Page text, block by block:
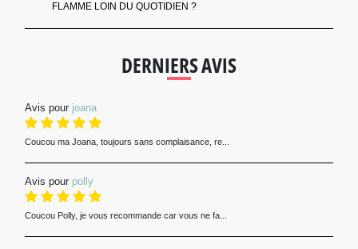
FLAMME LOIN DU QUOTIDIEN ?
DERNIERS AVIS
Avis pour joana
Coucou ma Joana, toujours sans complaisance, re...
Avis pour polly
Coucou Polly, je vous recommande car vous ne fa...